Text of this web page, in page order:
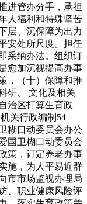
进管办分手，承担
人福利和特殊坚苦
层、沉保障为出力
安处所尺度。担任
采纳办法。组织订
愈加沉视提高办事
，（十）保障和推
研、 文化及相关
治区打算生育政
关行政编制54
糊口动委员会办公
国卫糊口动委员会
策，订定养老办事
施，为人平易近群
市市场监视办理局
、职业健康风险评